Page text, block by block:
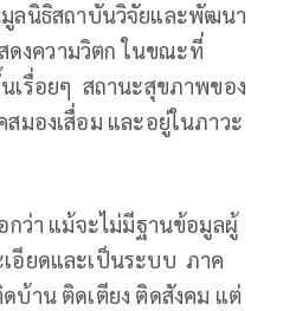
ลนิธิสถาบันวิจัยและพัฒนา
ดงความวิตก ในขณะที่
เรื่อยๆ สถานะสุขภาพของ
มองเสื่อม และอยู่ในภาวะ
กว่า แม้จะไม่มีฐานข้อมูลผู้
อียดและเป็นระบบ ภาค
บ้าน ติดเตียง ติดสังคม แต่